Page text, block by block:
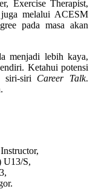
Exercise Therapist,
melalui ACESM
pada masa akan
menjadi lebih kaya,
Ketahui potensi
siri Career Talk.
U13/S,